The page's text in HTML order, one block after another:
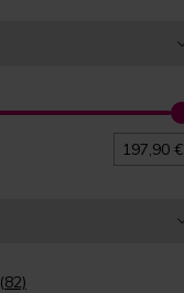
197,90 €
(82)